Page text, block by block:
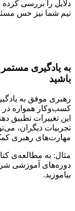
دلایل را بررسی کرده
تیم شما نیز حس
به یادگیری
باشید
رهبری موفق به
کسب‌وکار همواره در
این تغییرات تطبیق
تجربیات دیگران،
مهارت‌های رهبری
مثال: به مطالعه‌ی
دوره‌های آموزشی
بیاموزید.